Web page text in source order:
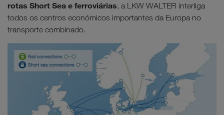
rotas Short Sea e ferroviárias, a LKW WALTER interliga
todos os centros económicos importantes da Europa no
transporte combinado.